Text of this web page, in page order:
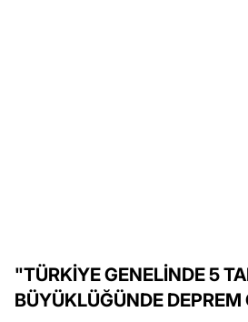
"TÜRKİYE GENELİNDE 5
BÜYÜKLÜĞÜNDE DEPREM